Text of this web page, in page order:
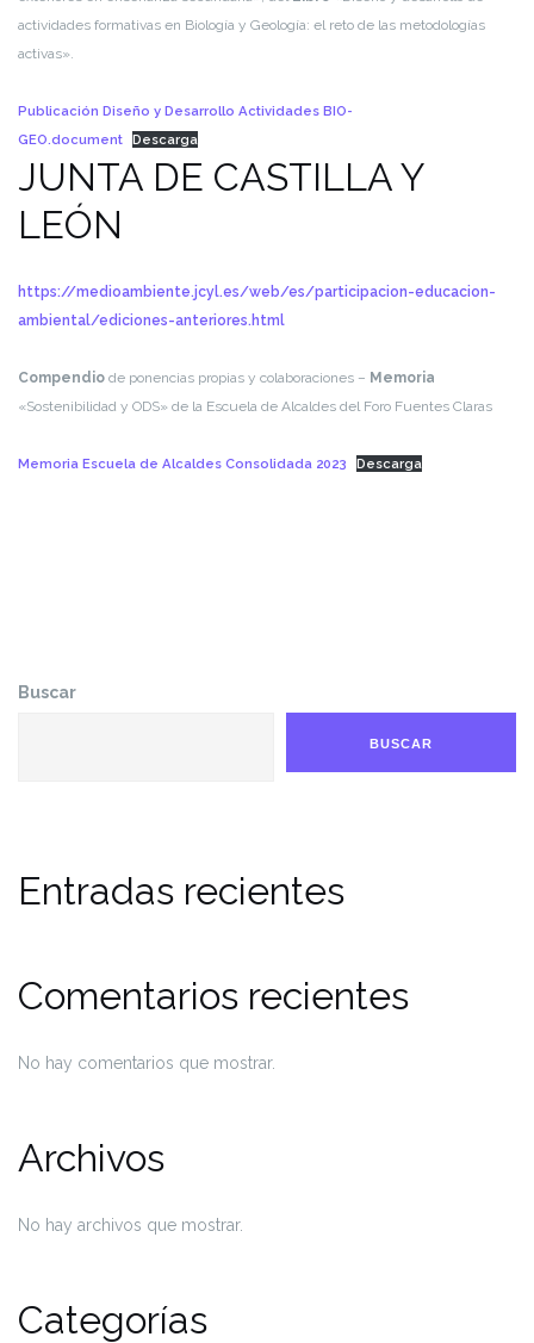
actividades formativas en Biología y Geología: el reto de las metodologías
activas».
Publicación Diseño y Desarrollo Actividades BIO-
GEO.document Descarga
JUNTA DE CASTILLA Y
LEÓN
https://medioambiente.jcyl.es/web/es/participacion-educacion-
ambiental/ediciones-anteriores.html
Compendio de ponencias propias y colaboraciones – Memoria
«Sostenibilidad y ODS» de la Escuela de Alcaldes del Foro Fuentes Claras
Memoria Escuela de Alcaldes Consolidada 2023 Descarga
Buscar
BUSCAR
Entradas recientes
Comentarios recientes
No hay comentarios que mostrar.
Archivos
No hay archivos que mostrar.
Categorías